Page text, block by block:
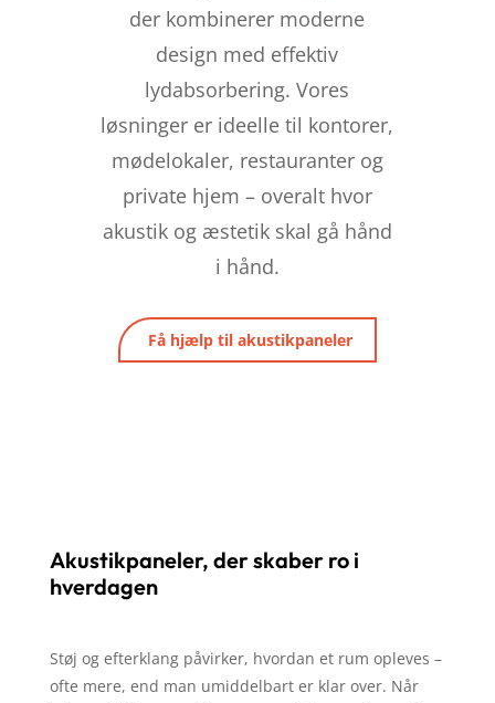
der kombinerer moderne
design med effektiv
lydabsorbering. Vores
løsninger er ideelle til kontorer,
mødelokaler, restauranter og
private hjem – overalt hvor
akustik og æstetik skal gå hånd
i hånd.
Få hjælp til akustikpaneler
Akustikpaneler, der skaber ro i
hverdagen
Støj og efterklang påvirker, hvordan et rum opleves –
ofte mere, end man umiddelbart er klar over. Når